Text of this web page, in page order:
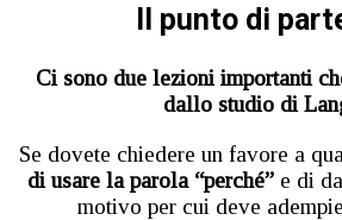
Il punto di
Ci sono due lezioni importanti
dallo studio di
Se dovete chiedere un favore a
di usare la parola “perché”e di
motivo per cui deve